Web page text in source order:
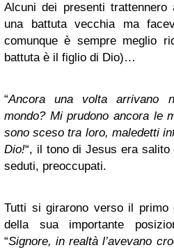
Alcuni dei presenti
una battuta vecchia ma
comunque è sempre meglio
battuta è il figlio di Dio)…
“Ancora una volta arrivano
mondo? Mi prudono ancora le
sono sceso tra loro, maledetti
Dio!“, il tono di Jesus era
seduti, preoccupati.
Tutti si girarono verso il primo
della sua importante
“Signore, in realtà l’avevano